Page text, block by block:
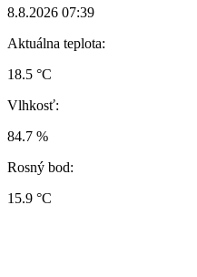
8.8.2026 07:39
Aktuálna teplota:
18.5 °C
Vlhkosť:
84.7 %
Rosný bod:
15.9 °C